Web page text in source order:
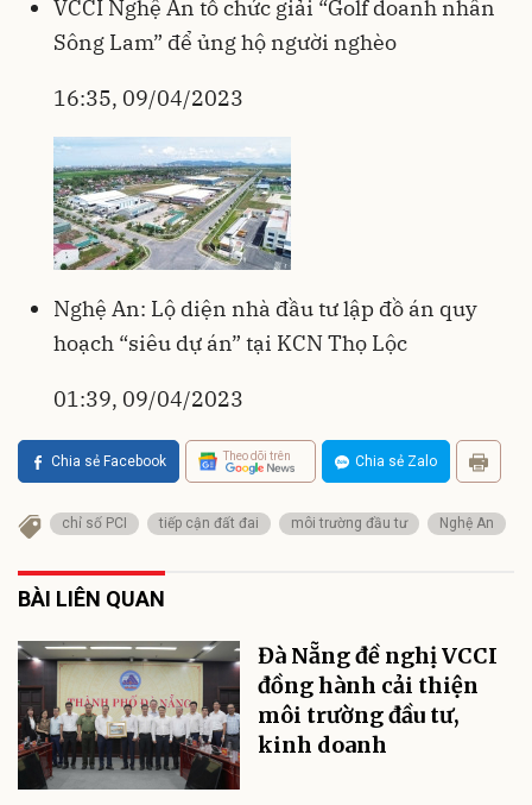
VCCI Nghệ An tổ chức giải “Golf doanh nhân
Sông Lam” để ủng hộ người nghèo
16:35, 09/04/2023
Nghệ An: Lộ diện nhà đầu tư lập đồ án quy
hoạch “siêu dự án” tại KCN Thọ Lộc
01:39, 09/04/2023
Chia sẻ Facebook Theo dõi trên Chia sẻ Zalo
chỉ số PCI tiếp cận đất đai môi trường đầu tư Nghệ An
BÀI LIÊN QUAN
Đà Nẵng đề nghị VCCI
đồng hành cải thiện
môi trường đầu tư,
kinh doanh